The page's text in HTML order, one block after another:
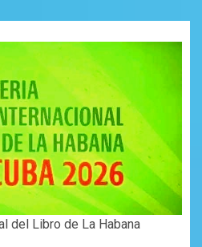
del Libro de La Habana